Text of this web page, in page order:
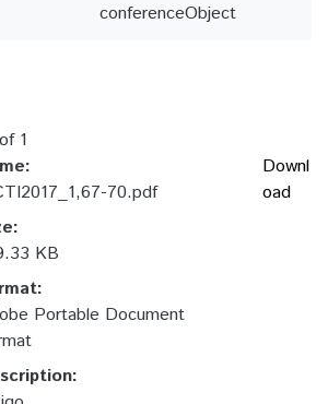
conferenceObject
1
70.pdf
KB
Portable Document
Downl
oad